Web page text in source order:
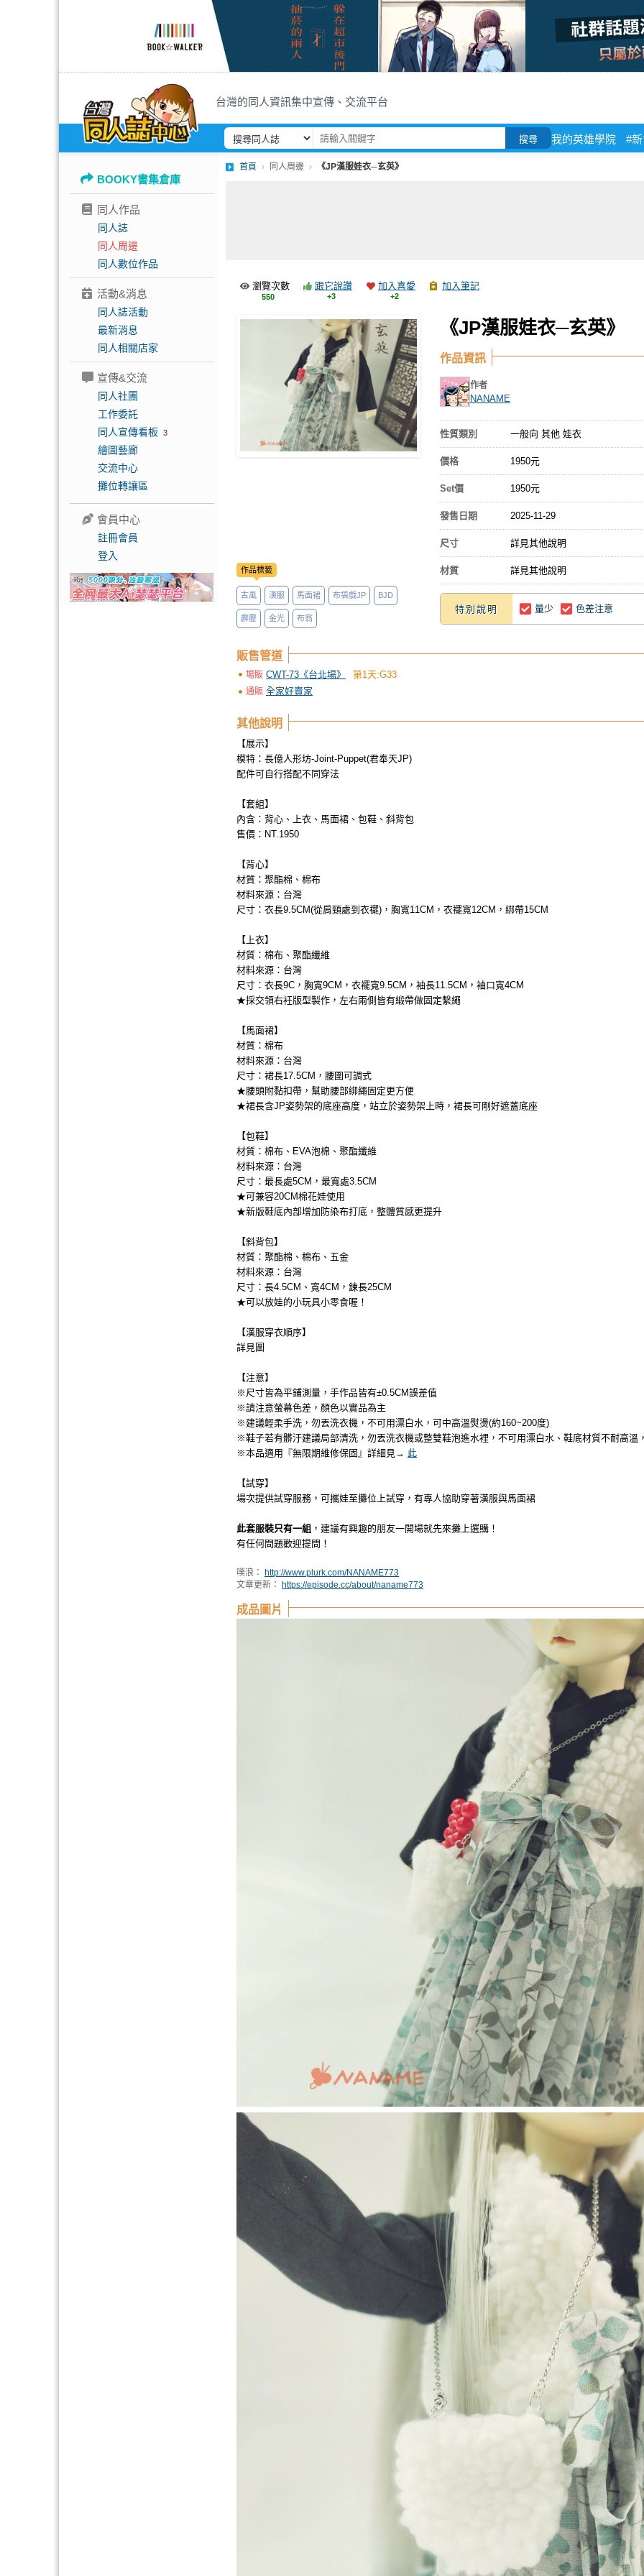
台灣的同人資訊集中宣傳、交流平台
搜尋 我的英雄學院 #
BOOKY書集倉庫
同人作品
同人誌
同人周邊
同人數位作品
活動&消息
同人誌活動
最新消息
同人相關店家
宣傳&交流
同人社團
工作委託
同人宣傳看板 3
繪圖藝廊
交流中心
攤位轉讓區
會員中心
註冊會員
登入
首頁 同人周邊 《JP漢服娃衣─玄英》
瀏覽次數
550
跟它說讚
+3
加入喜愛
+2
加入筆記
《JP漢服娃衣─玄英》
作品標籤
古風 漢服 馬面裙 布袋戲JP BJD
霹靂 金光 布翁
作品資訊
作者
NANAME
性質類別 一般向 其他 娃衣
價格 1950元
Set價 1950元
發售日期 2025-11-29
尺寸 詳見其他說明
材質 詳見其他說明
特別說明 量少 色差注意
販售管道
場販 CWT-73《台北場》 第1天:G33
通販 全家好賣家
其他說明
【展示】
模特：長億人形坊-Joint-Puppet(君奉天JP)
配件可自行搭配不同穿法
【套組】
內含：背心、上衣、馬面裙、包鞋、斜背包
售價：NT.1950
【背心】
材質：聚酯棉、棉布
材料來源：台灣
尺寸：衣長9.5CM(從肩頸處到衣襬)，胸寬11CM，衣襬寬12CM，綁帶15CM
【上衣】
材質：棉布、聚酯纖維
材料來源：台灣
尺寸：衣長9C，胸寬9CM，衣襬寬9.5CM，袖長11.5CM，袖口寬4CM
★採交領右衽版型製作，左右兩側皆有緞帶做固定繫繩
【馬面裙】
材質：棉布
材料來源：台灣
尺寸：裙長17.5CM，腰圍可調式
★腰頭附黏扣帶，幫助腰部綁繩固定更方便
★裙長含JP姿勢架的底座高度，站立於姿勢架上時，裙長可剛好遮蓋底座
【包鞋】
材質：棉布、EVA泡棉、聚酯纖維
材料來源：台灣
尺寸：最長處5CM，最寬處3.5CM
★可兼容20CM棉花娃使用
★新版鞋底內部增加防染布打底，整體質感更提升
【斜背包】
材質：聚酯棉、棉布、五金
材料來源：台灣
尺寸：長4.5CM、寬4CM，鍊長25CM
★可以放娃的小玩具小零食喔！
【漢服穿衣順序】
詳見圖
【注意】
※尺寸皆為平鋪測量，手作品皆有±0.5CM誤差值
※請注意螢幕色差，顏色以實品為主
※建議輕柔手洗，勿丟洗衣機，不可用漂白水，可中高溫熨燙(約160~200度)
※鞋子若有髒汙建議局部清洗，勿丟洗衣機或整雙鞋泡進水裡，不可用漂白水、鞋底材質不耐高溫
※本品適用『無限期維修保固』詳細見→ 此
【試穿】
場次提供試穿服務，可攜娃至攤位上試穿，有專人協助穿著漢服與馬面裙
此套服裝只有一組 ，建議有興趣的朋友一開場就先來攤上選購！
有任何問題歡迎提問！
噗浪： http://www.plurk.com/NANAME773
文章更新： https://episode.cc/about/naname773
成品圖片